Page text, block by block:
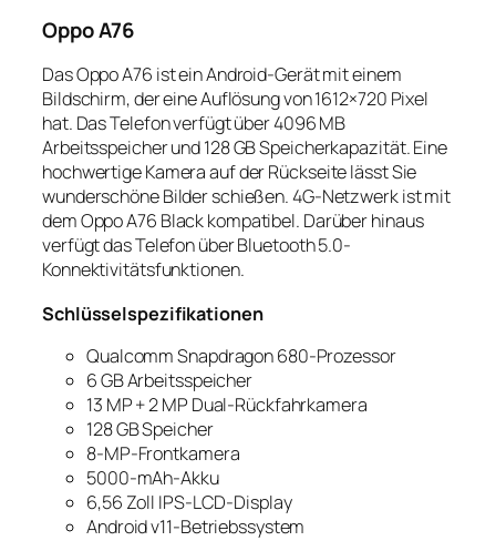
Oppo A76
Das Oppo A76 ist ein Android-Gerät mit einem
Bildschirm, der eine Auflösung von 1612×720 Pixel
hat. Das Telefon verfügt über 4096 MB
Arbeitsspeicher und 128 GB Speicherkapazität. Eine
hochwertige Kamera auf der Rückseite lässt Sie
wunderschöne Bilder schießen. 4G-Netzwerk ist mit
dem Oppo A76 Black kompatibel. Darüber hinaus
verfügt das Telefon über Bluetooth 5.0-
Konnektivitätsfunktionen.
Schlüsselspezifikationen
Qualcomm Snapdragon 680-Prozessor
6 GB Arbeitsspeicher
13 MP + 2 MP Dual-Rückfahrkamera
128 GB Speicher
8-MP-Frontkamera
5000-mAh-Akku
6,56 Zoll IPS-LCD-Display
Android v11-Betriebssystem